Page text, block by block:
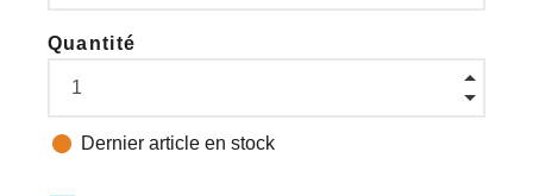
Quantité
 Dernier article en stock